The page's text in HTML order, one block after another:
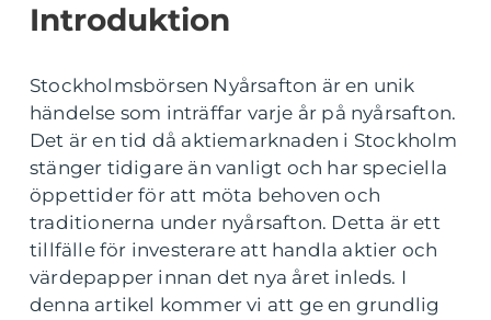
Introduktion
Stockholmsbörsen Nyårsafton är en unik
händelse som inträffar varje år på nyårsafton.
Det är en tid då aktiemarknaden i Stockholm
stänger tidigare än vanligt och har speciella
öppettider för att möta behoven och
traditionerna under nyårsafton. Detta är ett
tillfälle för investerare att handla aktier och
värdepapper innan det nya året inleds. I
denna artikel kommer vi att ge en grundlig